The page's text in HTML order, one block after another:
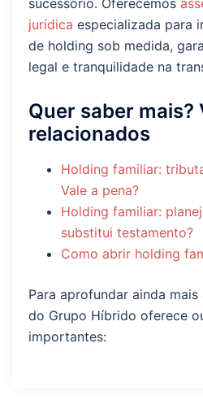
jurídica especializada para
de holding sob medida,
legal e tranquilidade na
Quer saber mais?
relacionados
Holding familiar:
Vale a pena?
Holding familiar:
substitui testamento?
Como abrir holding
Para aprofundar ainda
do Grupo Híbrido oferece
importantes: